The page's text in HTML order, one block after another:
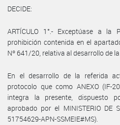
DECIDE:
ARTÍCULO 1°.- Exceptúase a la
prohibición contenida en el
Nº 641/20, relativa al desarrollo de la
En el desarrollo de la referida
protocolo que como ANEXO (IF-
integra la presente, dispuesto
aprobado por el MINISTERIO DE
51754629-APN-SSMEIE#MS).